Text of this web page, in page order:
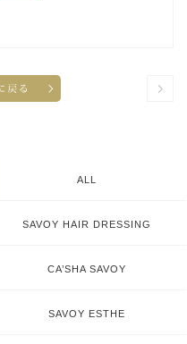
ALL
SAVOY HAIR DRESSING
CA’SHA SAVOY
SAVOY ESTHE